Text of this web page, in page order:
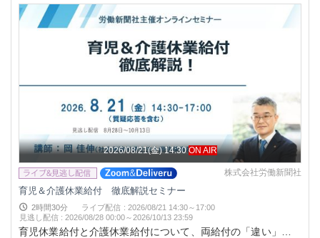
2026/08/21(金) 14:30ON AIR
株式会社労働新聞社
育児＆介護休業給付 徹底解説セミナー
2時間30分 ライブ配信 : 2026/08/21 14:30～17:00
見逃し配信 :2026/08/28 00:00～2026/10/13 23:59
育児休業給付と介護休業給付について、両給付の「違い」を押